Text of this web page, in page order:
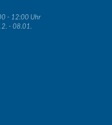
- 12:00 Uhr
- 08.01.